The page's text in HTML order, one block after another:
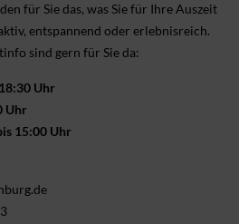
für Sie das, was Sie für Ihre Aus­zeit
ent­spannend oder erlebnis­reich.
sind gern für Sie da:
Uhr
Uhr
15:00 Uhr